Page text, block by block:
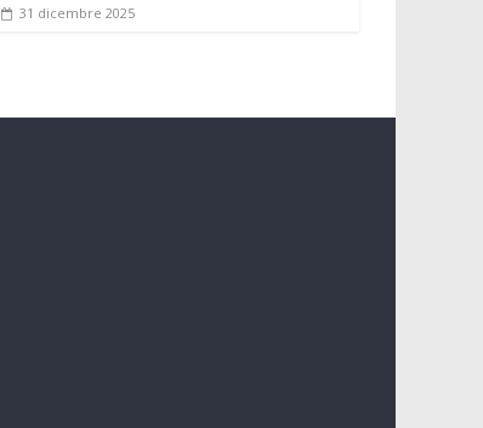
31 dicembre 2025